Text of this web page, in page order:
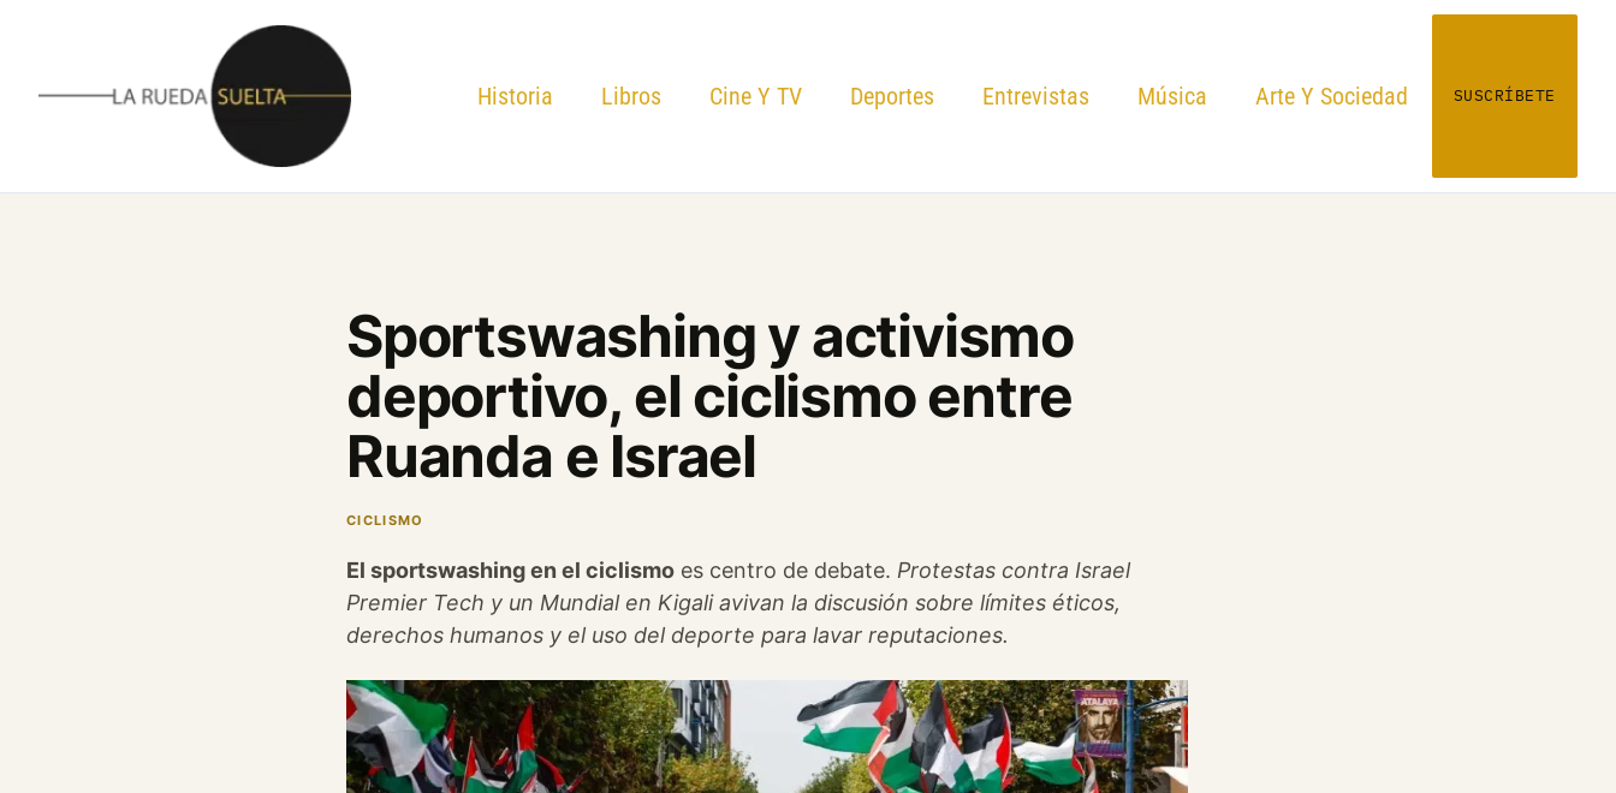
Historia Libros Cine Y TV Deportes Entrevistas Música Arte Y Sociedad SUSCRÍBETE
Sportswashing y activismo
deportivo, el ciclismo entre
Ruanda e Israel
CICLISMO
El sportswashing en el ciclismo es centro de debate. Protestas contra Israel
Premier Tech y un Mundial en Kigali avivan la discusión sobre límites éticos,
derechos humanos y el uso del deporte para lavar reputaciones.